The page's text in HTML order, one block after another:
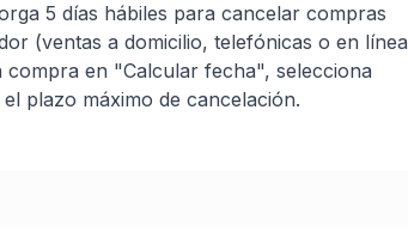
5 días hábiles para cancelar compras
(ventas a domicilio, telefónicas o en línea
compra en "Calcular fecha", selecciona
plazo máximo de cancelación.